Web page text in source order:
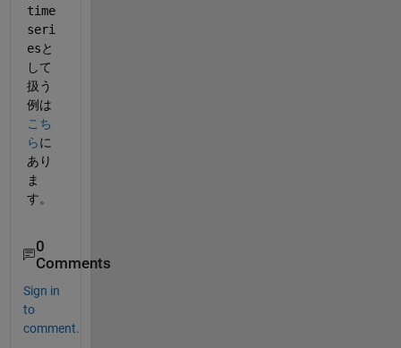
time
seri
esと
して
扱う
例は
こち
らに
あり
ま
す。
0
Comments
Sign in
to
comment.